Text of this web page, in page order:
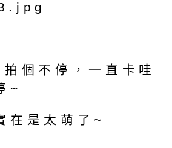
個不停，一直卡哇
~
在是太萌了~